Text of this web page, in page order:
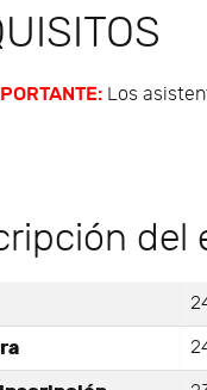
Los
del